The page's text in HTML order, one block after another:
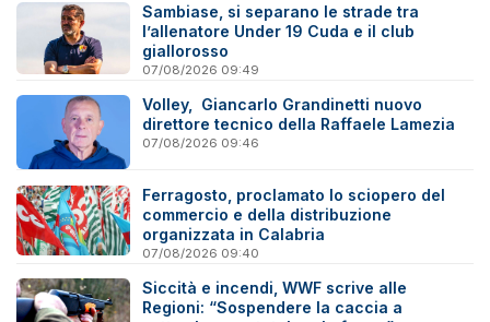
Sambiase, si separano le strade tra
l’allenatore Under 19 Cuda e il club
giallorosso
07/08/2026 09:49
Volley, Giancarlo Grandinetti nuovo
direttore tecnico della Raffaele Lamezia
07/08/2026 09:46
Ferragosto, proclamato lo sciopero del
commercio e della distribuzione
organizzata in Calabria
07/08/2026 09:40
Siccità e incendi, WWF scrive alle
Regioni: “Sospendere la caccia a